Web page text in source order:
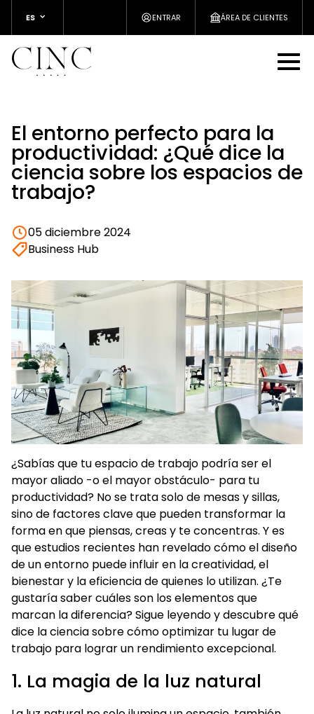
ES ENTRAR ÁREA DE CLIENTES
El entorno perfecto para la
productividad: ¿Qué dice la
ciencia sobre los espacios de
trabajo?
05 diciembre 2024
Business Hub
¿Sabías que tu espacio de trabajo podría ser el
mayor aliado -o el mayor obstáculo- para tu
productividad? No se trata solo de mesas y sillas,
sino de factores clave que pueden transformar la
forma en que piensas, creas y te concentras. Y es
que estudios recientes han revelado cómo el diseño
de un entorno puede influir en la creatividad, el
bienestar y la eficiencia de quienes lo utilizan. ¿Te
gustaría saber cuáles son los elementos que
marcan la diferencia? Sigue leyendo y descubre qué
dice la ciencia sobre cómo optimizar tu lugar de
trabajo para lograr un rendimiento excepcional.
1. La magia de la luz natural